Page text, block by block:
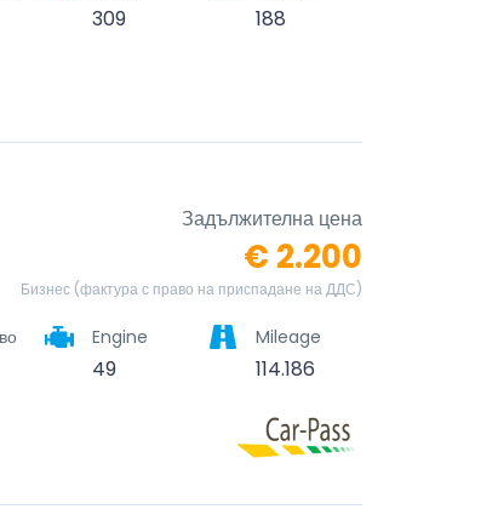
309 188
Задължителна цена
€ 2.200
Бизнес (фактура с право на приспадане на ДДС)
Engine
49
Mileage
114.186